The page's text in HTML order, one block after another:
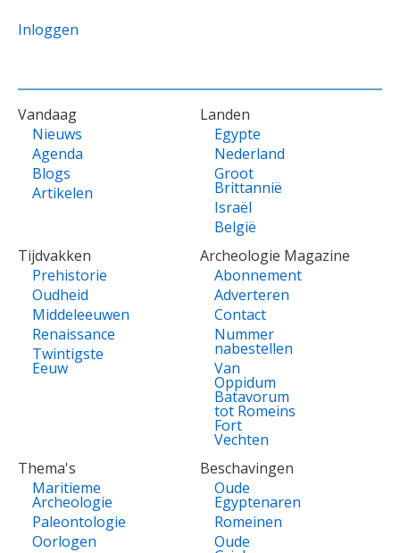
Inloggen
VOET
Vandaag
Nieuws
Agenda
Blogs
Artikelen
Landen
Egypte
Nederland
Groot
Brittannië
Israël
België
Tijdvakken
Prehistorie
Oudheid
Middeleeuwen
Renaissance
Twintigste
Eeuw
Archeologie Magazine
Abonnement
Adverteren
Contact
Nummer
nabestellen
Van
Oppidum
Batavorum
tot Romeins
Fort
Vechten
Thema's
Maritieme
Archeologie
Paleontologie
Oorlogen
Beschavingen
Oude
Egyptenaren
Romeinen
Oude